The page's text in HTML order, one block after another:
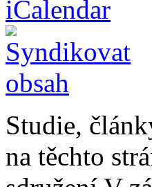
Studie,
na těchto